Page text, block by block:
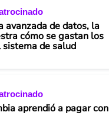
avanzada de datos, la
cómo se gastan los
sistema de salud
aprendió a pagar con